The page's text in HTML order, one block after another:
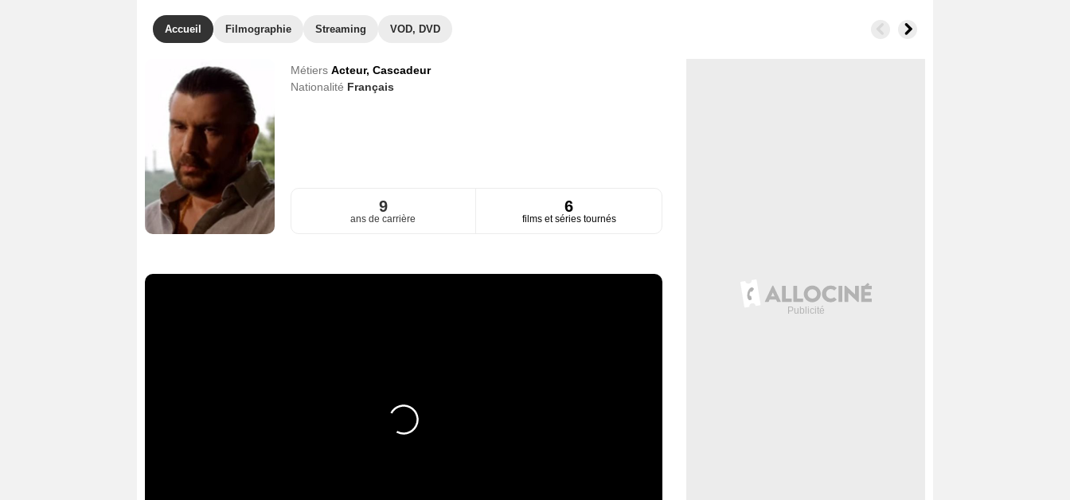
Accueil Filmographie Streaming VOD, DVD
Métiers Acteur, Cascadeur
Nationalité Français
9
ans de carrière
6
films et séries tournés